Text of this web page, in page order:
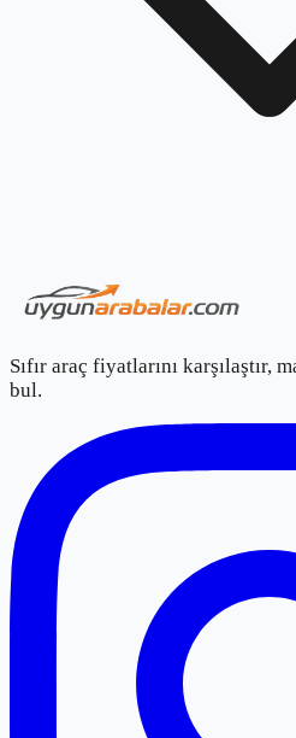
Sıfır araç fiyatlarını karşılaştır,
bul.